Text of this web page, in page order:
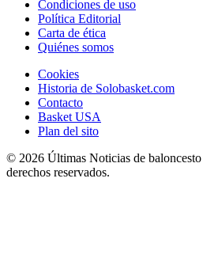
Condiciones de uso
Política Editorial
Carta de ética
Quiénes somos
Cookies
Historia de Solobasket.com
Contacto
Basket USA
Plan del sito
© 2026 Últimas Noticias de
derechos reservados.